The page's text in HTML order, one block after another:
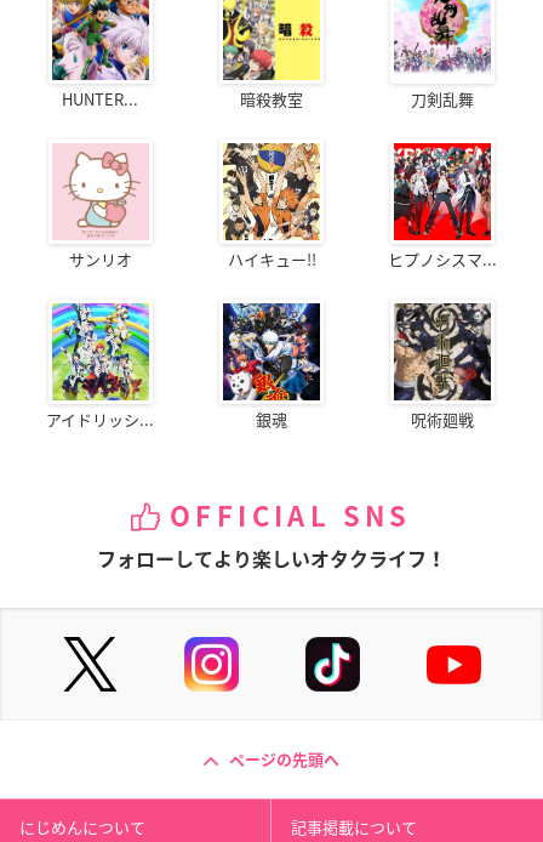
HUNTER... 暗殺教室 刀剣乱舞
サンリオ ハイキュー!! ヒプノシスマ...
アイドリッシ... 銀魂 呪術廻戦
OFFICIAL SNS
フォローしてより楽しいオタクライフ！
ページの先頭へ
にじめんについて 記事掲載について